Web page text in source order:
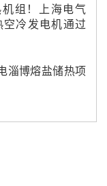
组！上海电气
空冷发电机通过
淄博熔盐储热项